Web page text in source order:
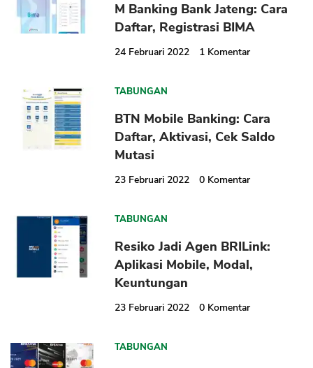
M Banking Bank Jateng: Cara
Daftar, Registrasi BIMA
24 Februari 2022 1 Komentar
TABUNGAN
BTN Mobile Banking: Cara
Daftar, Aktivasi, Cek Saldo
Mutasi
23 Februari 2022 0 Komentar
TABUNGAN
Resiko Jadi Agen BRILink:
Aplikasi Mobile, Modal,
Keuntungan
23 Februari 2022 0 Komentar
TABUNGAN